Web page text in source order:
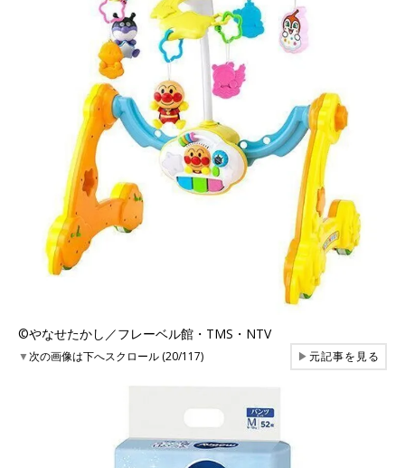
©︎やなせたかし／フレーベル館・TMS・NTV
▼次の画像は下へスクロール (20/117) ▶元記事を見る